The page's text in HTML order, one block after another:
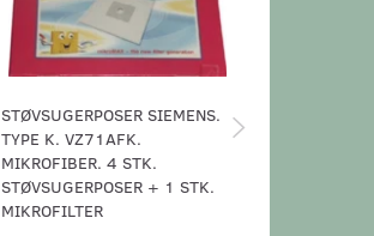
STØVSUGERPOSER SIEMENS.
TYPE K. VZ71AFK.
MIKROFIBER. 4 STK.
STØVSUGERPOSER + 1 STK.
MIKROFILTER